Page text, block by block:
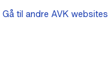
Gå til andre AVK websites